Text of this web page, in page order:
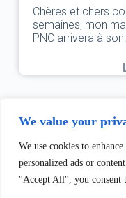
We value your
We use cookies to
personalized ads or
"Accept All", you consent
Chères et chers
semaines, mon
PNC arrivera à